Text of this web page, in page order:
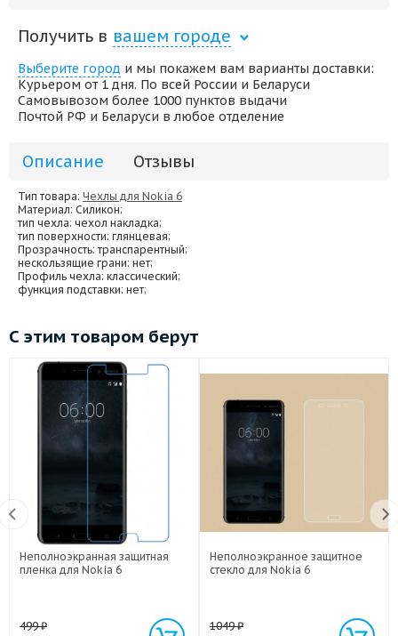
Получить в вашем городе
Выберите город и мы покажем вам варианты доставки:
Курьером от 1 дня. По всей России и Беларуси
Самовывозом более 1000 пунктов выдачи
Почтой РФ и Беларуси в любое отделение
Описание Отзывы
Тип товара: Чехлы для Nokia 6
Материал: Силикон;
тип чехла: чехол накладка;
тип поверхности: глянцевая;
Прозрачность: транспарентный;
нескользящие грани: нет;
Профиль чехла: классический;
функция подставки: нет;
С этим товаром берут
Неполноэкранная защитная
пленка для Nokia 6
499₽
Неполноэкранное защитное
стекло для Nokia 6
1049₽